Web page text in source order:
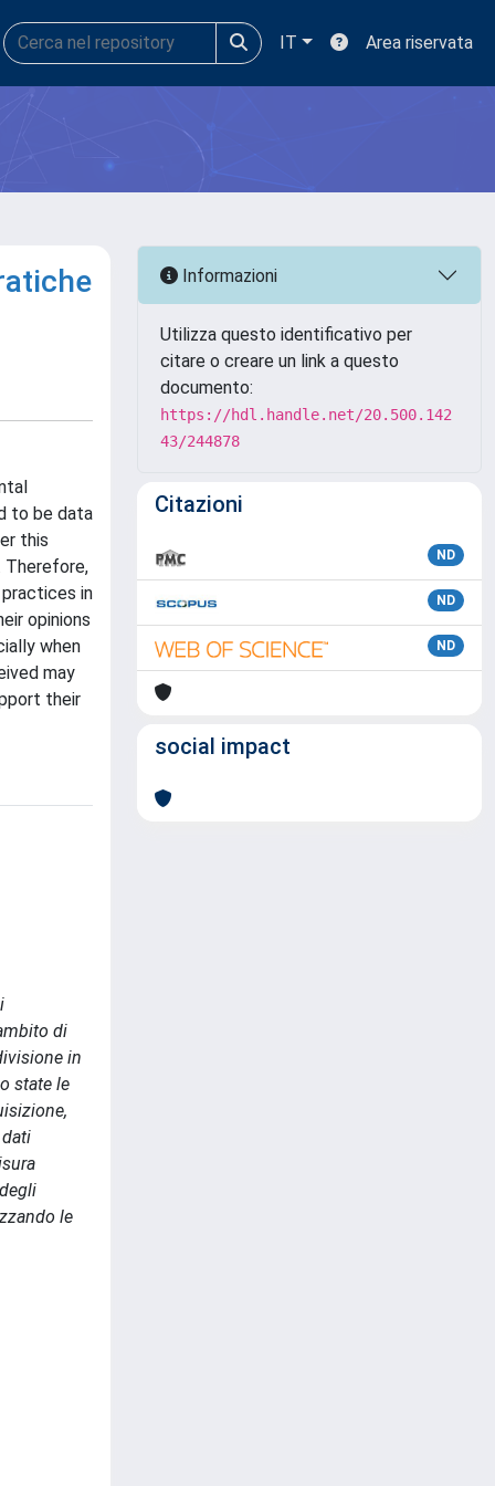
IT Area riservata
to be data
this
in
opinions
when
may
their
di
in
state le
le
Informazioni
Utilizza questo identificativo per
citare o creare un link a questo
documento:
https://hdl.handle.net/20.500.142
43/244878
Citazioni
ND
ND
ND
social impact